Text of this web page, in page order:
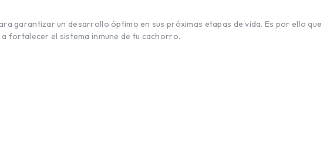
garantizar un desarrollo óptimo en sus próximas etapas de vida. Es por ello que
a fortalecer el sistema inmune de tu cachorro.